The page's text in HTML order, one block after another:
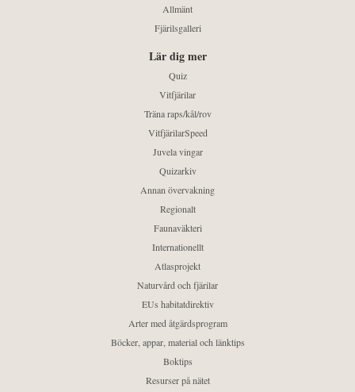
Allmänt
Fjärilsgalleri
Lär dig mer
Quiz
Vitfjärilar
Träna raps/kål/rov
VitfjärilarSpeed
Juvela vingar
Quizarkiv
Annan övervakning
Regionalt
Faunaväkteri
Internationellt
Atlasprojekt
Naturvård och fjärilar
EUs habitatdirektiv
Arter med åtgärdsprogram
Böcker, appar, material och länktips
Boktips
Resurser på nätet